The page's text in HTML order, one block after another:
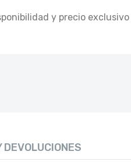
y precio
DEVOLUCIONES